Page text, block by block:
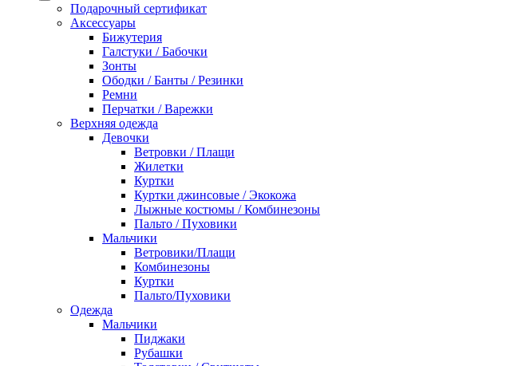
Подарочный сертификат
Аксессуары
Бижутерия
Галстуки / Бабочки
Зонты
Ободки / Банты / Резинки
Ремни
Перчатки / Варежки
Верхняя одежда
Девочки
Ветровки / Плащи
Жилетки
Куртки
Куртки джинсовые / Экокожа
Лыжные костюмы / Комбинезоны
Пальто / Пуховики
Мальчики
Ветровики/Плащи
Комбинезоны
Куртки
Пальто/Пуховики
Одежда
Мальчики
Пиджаки
Рубашки